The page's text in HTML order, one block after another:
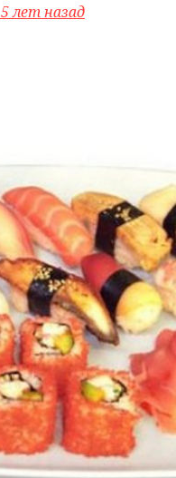
5 лет назад